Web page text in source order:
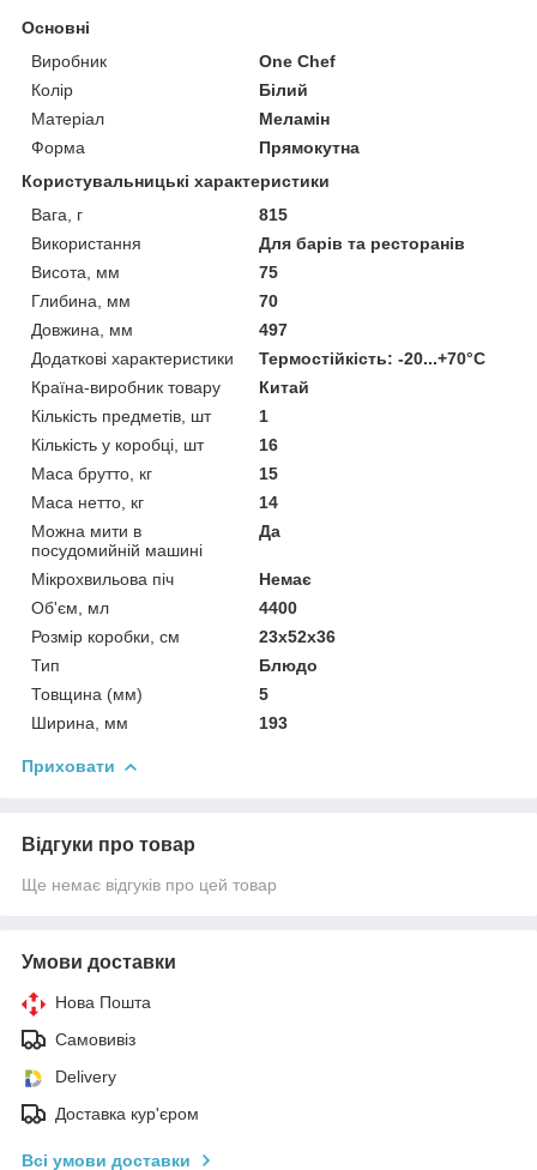
Основні
Виробник
One Chef
Колір
Білий
Матеріал
Меламін
Форма
Прямокутна
Користувальницькі характеристики
Вага, г
815
Використання
Для барів та ресторанів
Висота, мм
75
Глибина, мм
70
Довжина, мм
497
Додаткові характеристики
Термостійкість: -20...+70°С
Країна-виробник товару
Китай
Кількість предметів, шт
1
Кількість у коробці, шт
16
Маса брутто, кг
15
Маса нетто, кг
14
Можна мити в
посудомийній машині
Да
Мікрохвильова піч
Немає
Об'єм, мл
4400
Розмір коробки, см
23х52х36
Тип
Блюдо
Товщина (мм)
5
Ширина, мм
193
Приховати
Відгуки про товар
Ще немає відгуків про цей товар
Умови доставки
Нова Пошта
Самовивіз
Delivery
Доставка кур'єром
Всі умови доставки